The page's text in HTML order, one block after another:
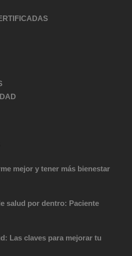
mejor y tener más bienestar
salud por dentro: Paciente
Las claves para mejorar tu